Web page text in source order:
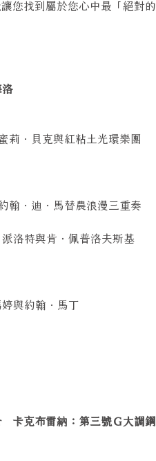
您找到屬於您心中最「絕對的
洛
．貝克與紅粘土光環樂團
．迪．馬替農浪漫三重奏
特與肯．佩普洛夫斯基
與約翰．馬丁
卡克布雷納：第三號Ｇ大調鋼